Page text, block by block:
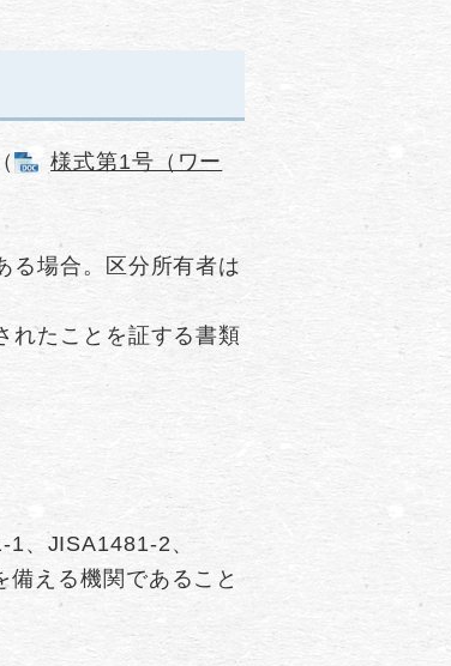
様式第1号（ワー
る場合。区分所有者は
れたことを証する書類
、JISA1481-2、
える機関であること